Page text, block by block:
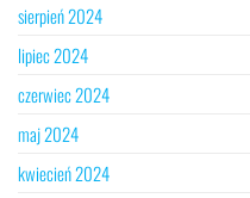
sierpień 2024
lipiec 2024
czerwiec 2024
maj 2024
kwiecień 2024